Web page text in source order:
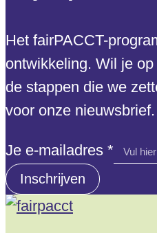
Het fairPACCT-
ontwikkeling. Wil je
de stappen die we
voor onze nieuwsbrief.
*
e-
mailadres
e-
Je e-mailadres *
Inschrijven